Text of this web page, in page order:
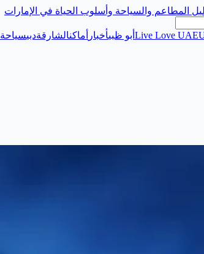
المطاعم والسياحة وأسلوب الحياة في الإمارات
Live Love UAE أبو ظبيأخبار أماكنالشارقةدبيسياحة